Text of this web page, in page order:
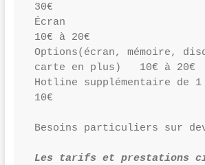
30€
Écran
10€ à 20€
Options(écran, mémoire,
carte en plus)   10€ à 20€
Hotline supplémentaire de 1
10€
Besoins particuliers sur
Les tarifs et prestations